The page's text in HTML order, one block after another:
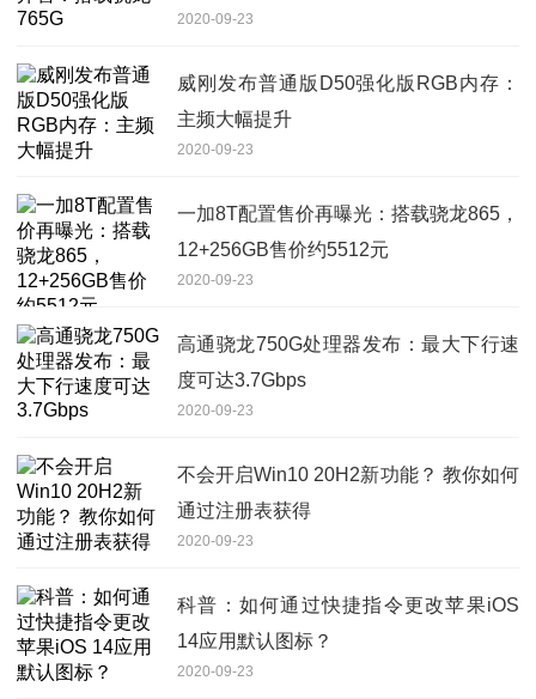
2020-09-23
威刚发布普通版D50强化版RGB内存：
主频大幅提升
2020-09-23
一加8T配置售价再曝光：搭载骁龙865，
12+256GB售价约5512元
2020-09-23
高通骁龙750G处理器发布：最大下行速
度可达3.7Gbps
2020-09-23
不会开启Win10 20H2新功能？ 教你如何
通过注册表获得
2020-09-23
科普：如何通过快捷指令更改苹果iOS
14应用默认图标？
2020-09-23